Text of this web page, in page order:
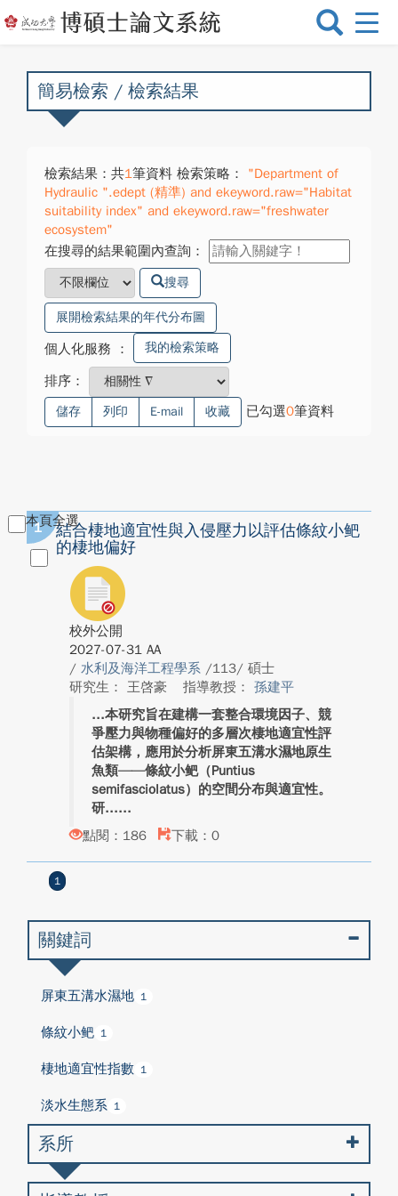
選
換
簡易檢索 / 檢索結果
檢索結果：共1筆資料 檢索策略：
"Department of
Hydraulic ".edept (精準) and ekeyword.raw="Habitat
suitability index" and ekeyword.raw="freshwater
ecosystem"
在搜尋的結果範圍內查詢：
搜尋
展開檢索結果的年代分布圖
個人化服務 ： 我的檢索策略
排序：
儲存 列印 E-mail 收藏 已勾選0筆資料
本頁全選
1
結合棲地適宜性與入侵壓力以評估條紋小鲃
的棲地偏好
校外公開
2027-07-31 AA
/ 水利及海洋工程學系 /113/ 碩士
研究生： 王啓豪
指導教授： 孫建平
本研究旨在建構一套整合環境因子、競
爭壓力與物種偏好的多層次棲地適宜性評
估架構，應用於分析屏東五溝水濕地原生
魚類——條紋小鲃（Puntius
semifasciolatus）的空間分布與適宜性。
研...
點閱：186
下載：0
1
關鍵詞
屏東五溝水濕地 1
條紋小鲃 1
棲地適宜性指數 1
淡水生態系 1
系所